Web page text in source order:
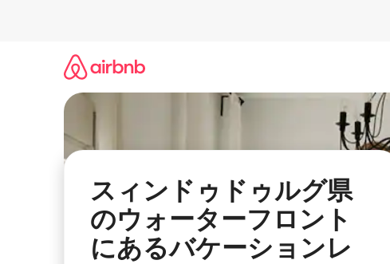
スィンドゥドゥルグ県
のウォーターフロント
にあるバケーションレ